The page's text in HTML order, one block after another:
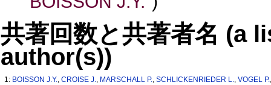
共著回数と共著者名 (a
author(s))
1: BOISSON J.Y.,CROISE J., MARSCHALL P.,SCHLICKENRIEDER L.,VOGEL P.